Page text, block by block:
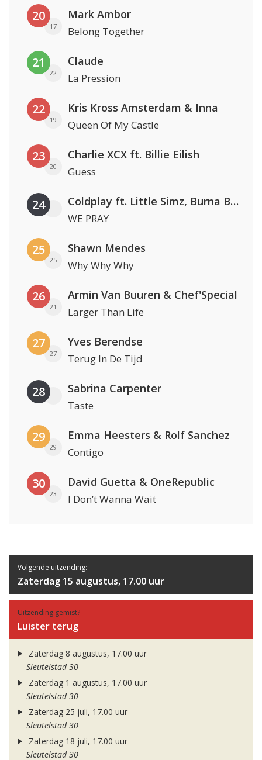
20
17
Mark Ambor
Belong Together
21
22
Claude
La Pression
22
19
Kris Kross Amsterdam & Inna
Queen Of My Castle
23
20
Charlie XCX ft. Billie Eilish
Guess
24 Coldplay ft. Little Simz, Burna Boy, Elyanna & Tini
WE PRAY
25
25
Shawn Mendes
Why Why Why
26
21
Armin Van Buuren & Chef'Special
Larger Than Life
27
27
Yves Berendse
Terug In De Tijd
28 Sabrina Carpenter
Taste
29
29
Emma Heesters & Rolf Sanchez
Contigo
30
23
David Guetta & OneRepublic
I Don’t Wanna Wait
Volgende uitzending:
Zaterdag 15 augustus, 17.00 uur
Uitzending gemist?
Luister terug
Zaterdag 8 augustus, 17.00 uur
Sleutelstad 30
Zaterdag 1 augustus, 17.00 uur
Sleutelstad 30
Zaterdag 25 juli, 17.00 uur
Sleutelstad 30
Zaterdag 18 juli, 17.00 uur
Sleutelstad 30